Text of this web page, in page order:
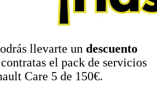
llevarte un descuento
el pack de servicios
Care 5 de 150€.